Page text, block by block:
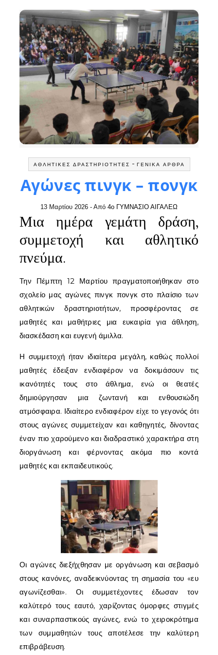
ΑΘΛΗΤΙΚΈΣ ΔΡΑΣΤΗΡΙΌΤΗΤΕΣ - ΓΕΝΙΚΆ ΆΡΘΡΑ
Αγώνες πινγκ – πονγκ
13 Μαρτίου 2026 - Από 4ο ΓΥΜΝΑΣΙΟ ΑΙΓΑΛΕΩ
Μια ημέρα γεμάτη δράση,
συμμετοχή και αθλητικό
πνεύμα.
Την Πέμπτη 12 Μαρτίου πραγματοποιήθηκαν στο
σχολείο μας αγώνες πινγκ πονγκ στο πλαίσιο των
αθλητικών δραστηριοτήτων, προσφέροντας σε
μαθητές και μαθήτριες μια ευκαιρία για άθληση,
διασκέδαση και ευγενή άμιλλα.
Η συμμετοχή ήταν ιδιαίτερα μεγάλη, καθώς πολλοί
μαθητές έδειξαν ενδιαφέρον να δοκιμάσουν τις
ικανότητές τους στο άθλημα, ενώ οι θεατές
δημιούργησαν μια ζωντανή και ενθουσιώδη
ατμόσφαιρα. Ιδιαίτερο ενδιαφέρον είχε το γεγονός ότι
στους αγώνες συμμετείχαν και καθηγητές, δίνοντας
έναν πιο χαρούμενο και διαδραστικό χαρακτήρα στη
διοργάνωση και φέρνοντας ακόμα πιο κοντά
μαθητές και εκπαιδευτικούς.
Οι αγώνες διεξήχθησαν με οργάνωση και σεβασμό
στους κανόνες, αναδεικνύοντας τη σημασία του «ευ
αγωνίζεσθαι». Οι συμμετέχοντες έδωσαν τον
καλύτερό τους εαυτό, χαρίζοντας όμορφες στιγμές
και συναρπαστικούς αγώνες, ενώ το χειροκρότημα
των συμμαθητών τους αποτέλεσε την καλύτερη
επιβράβευση.